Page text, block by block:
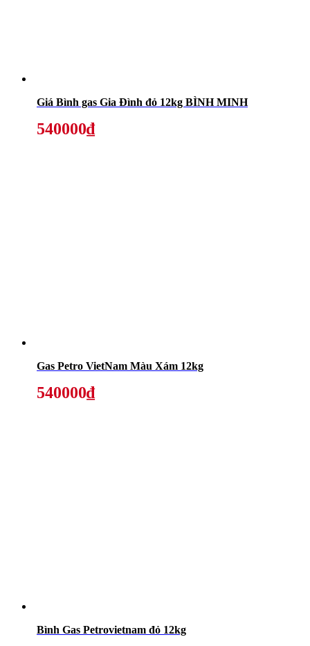
Giá Bình gas Gia Đình đỏ 12kg BÌNH MINH
540000₫
Gas Petro VietNam Màu Xám 12kg
540000₫
Bình Gas Petrovietnam đỏ 12kg